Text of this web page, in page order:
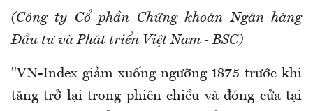
(Công ty Cổ phần Chứng khoán Ngân hàng
Đầu tư và Phát triển Việt Nam - BSC)
"VN-Index giảm xuống ngưỡng 1875 trước khi
tăng trở lại trong phiên chiều và đóng cửa tại